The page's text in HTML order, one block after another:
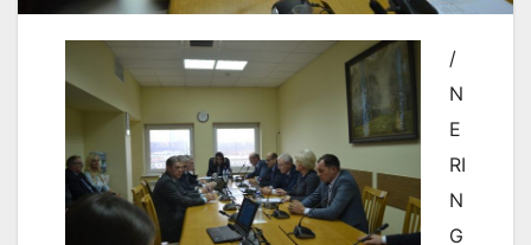
/
N
E
RI
N
G